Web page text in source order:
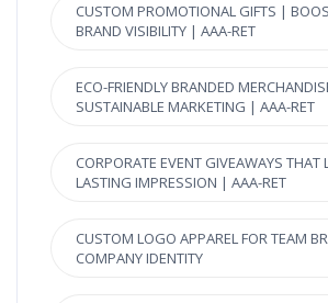
CUSTOM PROMOTIONAL GIFTS |
BRAND VISIBILITY | AAA-RET
ECO-FRIENDLY BRANDED
SUSTAINABLE MARKETING | AAA-RET
CORPORATE EVENT GIVEAWAYS THAT
LASTING IMPRESSION | AAA-RET
CUSTOM LOGO APPAREL FOR TEAM
COMPANY IDENTITY